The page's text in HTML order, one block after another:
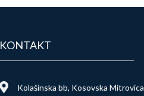
KONTAKT
Kolašinska bb, Kosovska Mitrovica